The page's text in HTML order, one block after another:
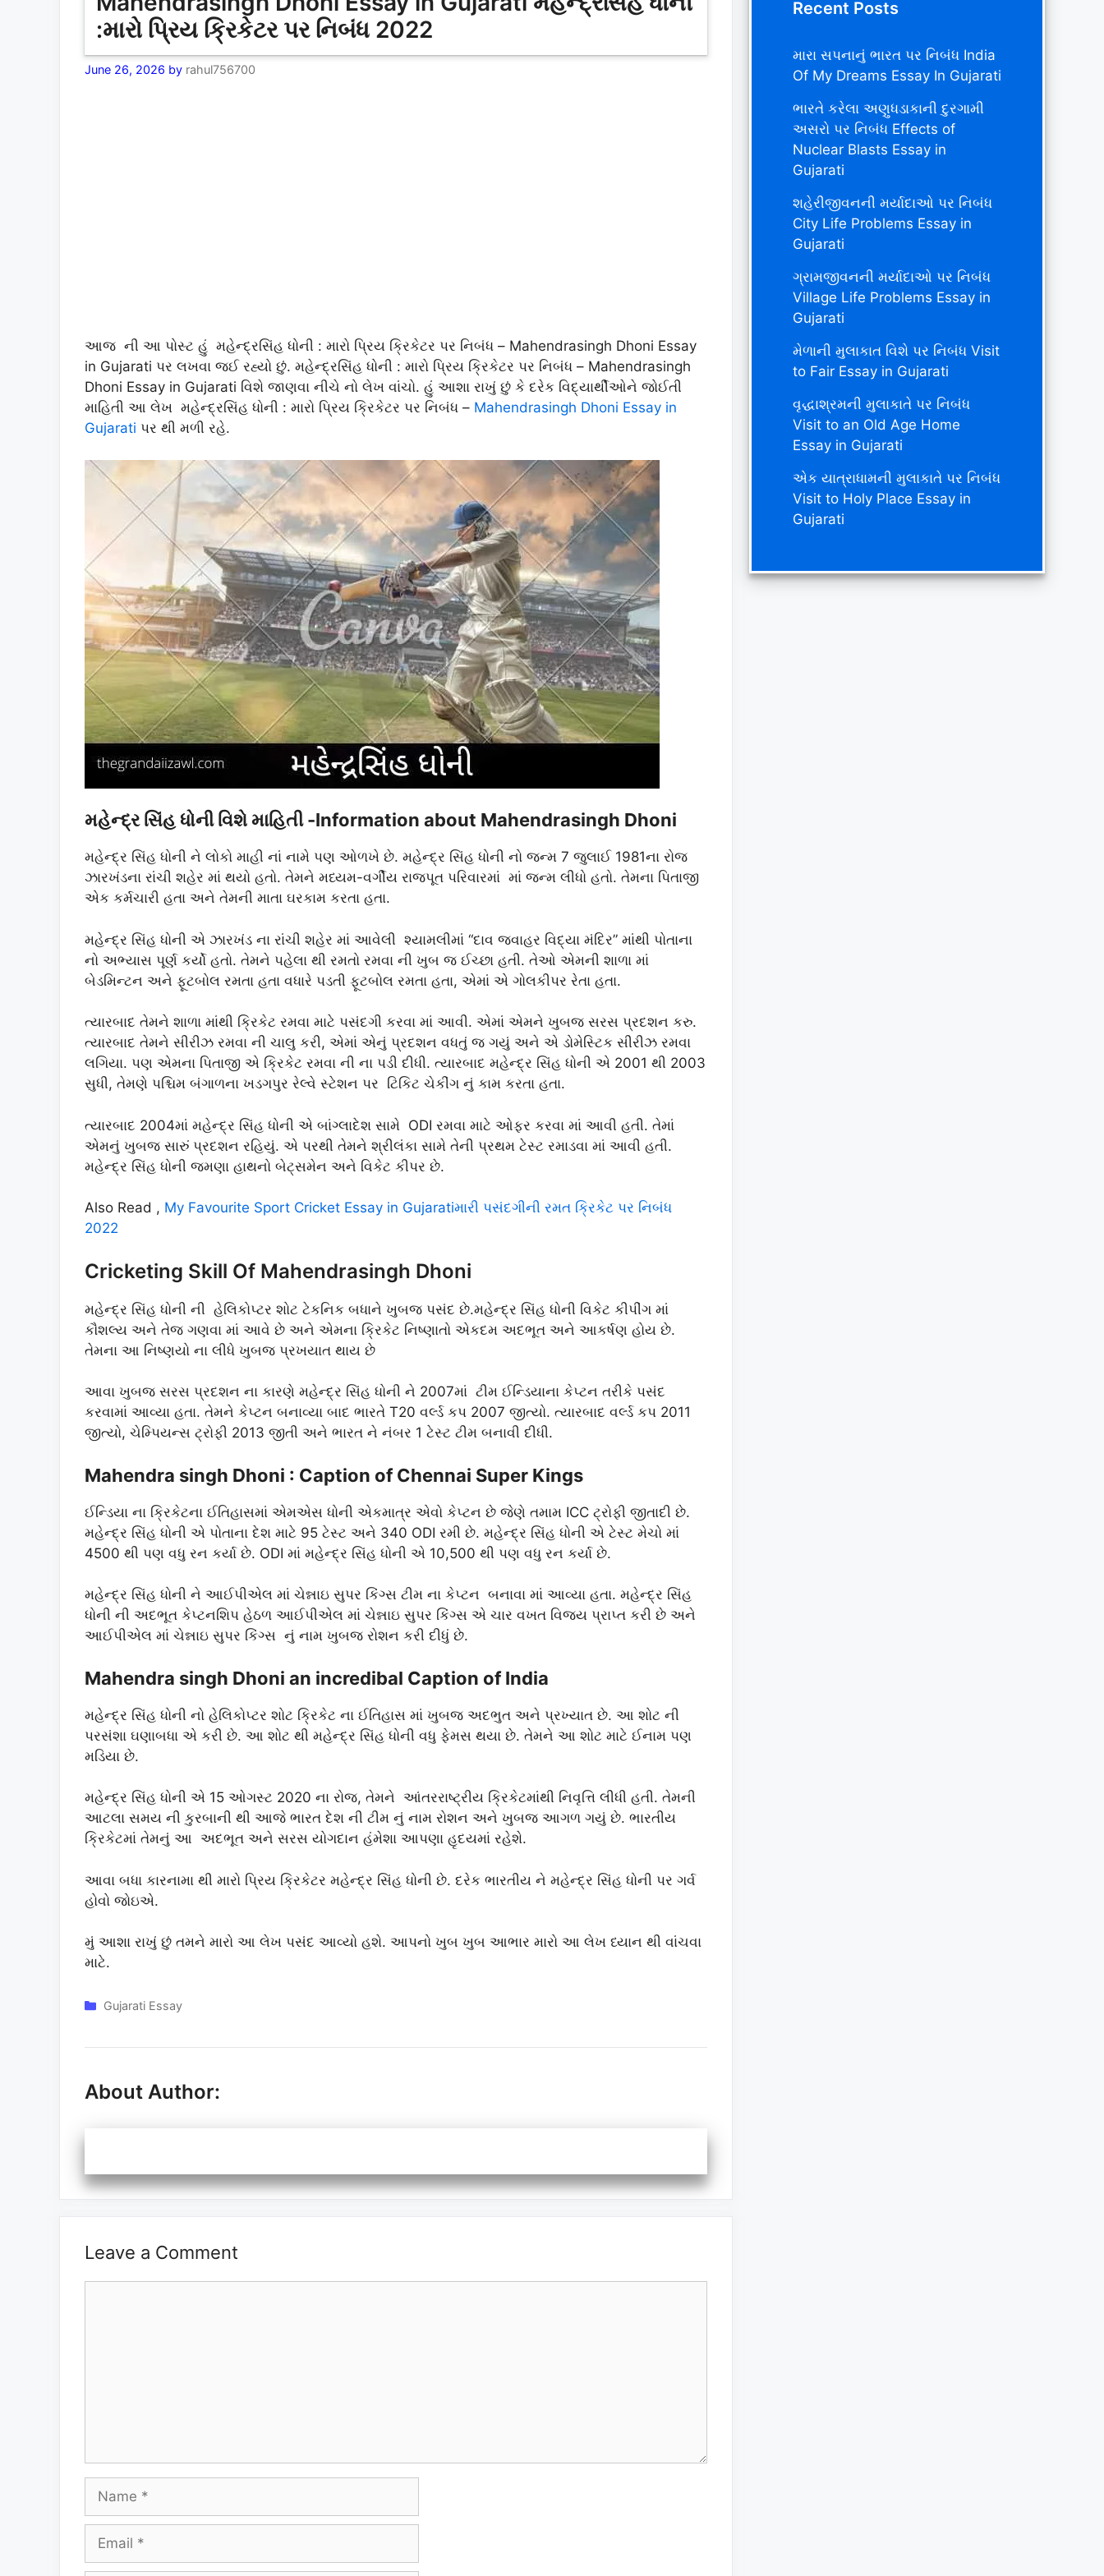
:મારો પ્રિય ક્રિકેટર પર નિબંધ 2022
June 26, 2026 by rahul756700
આજ ની આ પોસ્ટ હું મહેન્દ્રસિંહ ધોની : મારો પ્રિય ક્રિકેટર પર નિબંધ – Mahendrasingh Dhoni Essay
in Gujarati પર લખવા જઈ રહ્યો છું. મહેન્દ્રસિંહ ધોની : મારો પ્રિય ક્રિકેટર પર નિબંધ – Mahendrasingh
Dhoni Essay in Gujarati વિશે જાણવા નીચે નો લેખ વાંચો. હું આશા રાખું છું કે દરેક વિદ્યાર્થીઓને જોઈતી
માહિતી આ લેખ મહેન્દ્રસિંહ ધોની : મારો પ્રિય ક્રિકેટર પર નિબંધ – Mahendrasingh Dhoni Essay in
Gujarati પર થી મળી રહે.
મહેન્દ્ર સિંહ ધોની વિશે માહિતી -Information about Mahendrasingh Dhoni
મહેન્દ્ર સિંહ ધોની ને લોકો માહી નાં નામે પણ ઓળખે છે. મહેન્દ્ર સિંહ ધોની નો જન્મ 7 જુલાઈ 1981ના રોજ
ઝારખંડના રાંચી શહેર માં થયો હતો. તેમને મધ્યમ-વર્ગીય રાજપૂત પરિવારમાં માં જન્મ લીધો હતો. તેમના પિતાજી
એક કર્મચારી હતા અને તેમની માતા ઘરકામ કરતા હતા.
મહેન્દ્ર સિંહ ધોની એ ઝારખંડ ના રાંચી શહેર માં આવેલી શ્યામલીમાં “દાવ જવાહર વિદ્યા મંદિર” માંથી પોતાના
નો અભ્યાસ પૂર્ણ કર્યો હતો. તેમને પહેલા થી રમતો રમવા ની ખુબ જ ઈચ્છા હતી. તેઓ એમની શાળા માં
બેડમિન્ટન અને ફૂટબોલ રમતા હતા વધારે પડતી ફૂટબોલ રમતા હતા, એમાં એ ગોલકીપર રેતા હતા.
ત્યારબાદ તેમને શાળા માંથી ક્રિકેટ રમવા માટે પસંદગી કરવા માં આવી. એમાં એમને ખુબજ સરસ પ્રદશન કરુ.
ત્યારબાદ તેમને સીરીઝ રમવા ની ચાલુ કરી, એમાં એનું પ્રદશન વધતું જ ગયું અને એ ડોમેસ્ટિક સીરીઝ રમવા
લગિયા. પણ એમના પિતાજી એ ક્રિકેટ રમવા ની ના પડી દીધી. ત્યારબાદ મહેન્દ્ર સિંહ ધોની એ 2001 થી 2003
સુધી, તેમણે પશ્ચિમ બંગાળના ખડગપુર રેલ્વે સ્ટેશન પર ટિકિટ ચેકીંગ નું કામ કરતા હતા.
ત્યારબાદ 2004માં મહેન્દ્ર સિંહ ધોની એ બાંગ્લાદેશ સામે ODI રમવા માટે ઓફર કરવા માં આવી હતી. તેમાં
એમનું ખુબજ સારું પ્રદશન રહિયું. એ પરથી તેમને શ્રીલંકા સામે તેની પ્રથમ ટેસ્ટ રમાડવા માં આવી હતી.
મહેન્દ્ર સિંહ ધોની જમણા હાથનો બેટ્સમેન અને વિકેટ કીપર છે.
Also Read , My Favourite Sport Cricket Essay in Gujaratiમારી પસંદગીની રમત ક્રિકેટ પર નિબંધ
2022
Cricketing Skill Of Mahendrasingh Dhoni
મહેન્દ્ર સિંહ ધોની ની હેલિકોપ્ટર શોટ ટેકનિક બધાને ખુબજ પસંદ છે.મહેન્દ્ર સિંહ ધોની વિકેટ કીપીંગ માં
કૌશલ્ય અને તેજ ગણવા માં આવે છે અને એમના ક્રિકેટ નિષ્ણાતો એકદમ અદભૂત અને આકર્ષણ હોય છે.
તેમના આ નિષ્ણયો ના લીધે ખુબજ પ્રખયાત થાય છે
આવા ખુબજ સરસ પ્રદશન ના કારણે મહેન્દ્ર સિંહ ધોની ને 2007માં ટીમ ઈન્ડિયાના કેપ્ટન તરીકે પસંદ
કરવામાં આવ્યા હતા. તેમને કેપ્ટન બનાવ્યા બાદ ભારતે T20 વર્લ્ડ કપ 2007 જીત્યો. ત્યારબાદ વર્લ્ડ કપ 2011
જીત્યો, ચેમ્પિયન્સ ટ્રોફી 2013 જીતી અને ભારત ને નંબર 1 ટેસ્ટ ટીમ બનાવી દીધી.
Mahendra singh Dhoni : Caption of Chennai Super Kings
ઈન્ડિયા ના ક્રિકેટના ઈતિહાસમાં એમએસ ધોની એકમાત્ર એવો કેપ્ટન છે જેણે તમામ ICC ટ્રોફી જીતાદી છે.
મહેન્દ્ર સિંહ ધોની એ પોતાના દેશ માટે 95 ટેસ્ટ અને 340 ODI રમી છે. મહેન્દ્ર સિંહ ધોની એ ટેસ્ટ મેચો માં
4500 થી પણ વધુ રન કર્યા છે. ODI માં મહેન્દ્ર સિંહ ધોની એ 10,500 થી પણ વધુ રન કર્યા છે.
મહેન્દ્ર સિંહ ધોની ને આઈપીએલ માં ચેન્નાઇ સુપર કિંગ્સ ટીમ ના કેપ્ટન બનાવા માં આવ્યા હતા. મહેન્દ્ર સિંહ
ધોની ની અદભૂત કેપ્ટનશિપ હેઠળ આઈપીએલ માં ચેન્નાઇ સુપર કિંગ્સ એ ચાર વખત વિજય પ્રાપ્ત કરી છે અને
આઈપીએલ માં ચેન્નાઇ સુપર કિંગ્સ નું નામ ખુબજ રોશન કરી દીધું છે.
Mahendra singh Dhoni an incredibal Caption of India
મહેન્દ્ર સિંહ ધોની નો હેલિકોપ્ટર શોટ ક્રિકેટ ના ઈતિહાસ માં ખુબજ અદભુત અને પ્રખ્યાત છે. આ શોટ ની
પરસંશા ઘણાબધા એ કરી છે. આ શોટ થી મહેન્દ્ર સિંહ ધોની વધુ ફેમસ થયા છે. તેમને આ શોટ માટે ઈનામ પણ
મડિયા છે.
મહેન્દ્ર સિંહ ધોની એ 15 ઓગસ્ટ 2020 ના રોજ, તેમને આંતરરાષ્ટ્રીય ક્રિકેટમાંથી નિવૃત્તિ લીધી હતી. તેમની
આટલા સમય ની કુરબાની થી આજે ભારત દેશ ની ટીમ નું નામ રોશન અને ખુબજ આગળ ગયું છે. ભારતીય
ક્રિકેટમાં તેમનું આ અદભૂત અને સરસ યોગદાન હંમેશા આપણા હૃદયમાં રહેશે.
આવા બધા કારનામા થી મારો પ્રિય ક્રિકેટર મહેન્દ્ર સિંહ ધોની છે. દરેક ભારતીય ને મહેન્દ્ર સિંહ ધોની પર ગર્વ
હોવો જોઇએ.
મું આશા રાખું છું તમને મારો આ લેખ પસંદ આવ્યો હશે. આપનો ખુબ ખુબ આભાર મારો આ લેખ ધ્યાન થી વાંચવા
માટે.
Categories
Gujarati Essay
About Author:
Leave a Comment
Recent Posts
મારા સપનાનું ભારત પર નિબંધ India
Of My Dreams Essay In Gujarati
ભારતે કરેલા અણુધડાકાની દુરગામી
અસરો પર નિબંધ Effects of
Nuclear Blasts Essay in
Gujarati
શહેરીજીવનની મર્યાદાઓ પર નિબંધ
City Life Problems Essay in
Gujarati
ગ્રામજીવનની મર્યાદાઓ પર નિબંધ
Village Life Problems Essay in
Gujarati
મેળાની મુલાકાત વિશે પર નિબંધ Visit
to Fair Essay in Gujarati
વૃદ્ધાશ્રમની મુલાકાતે પર નિબંધ
Visit to an Old Age Home
Essay in Gujarati
એક યાત્રાધામની મુલાકાતે પર નિબંધ
Visit to Holy Place Essay in
Gujarati